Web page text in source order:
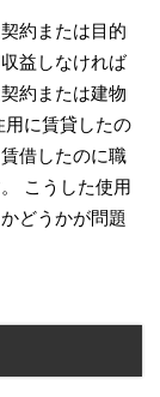
約または目的
益しなければ
約または建物
用に賃貸したの
借したのに職
こうした使用
どうかが問題